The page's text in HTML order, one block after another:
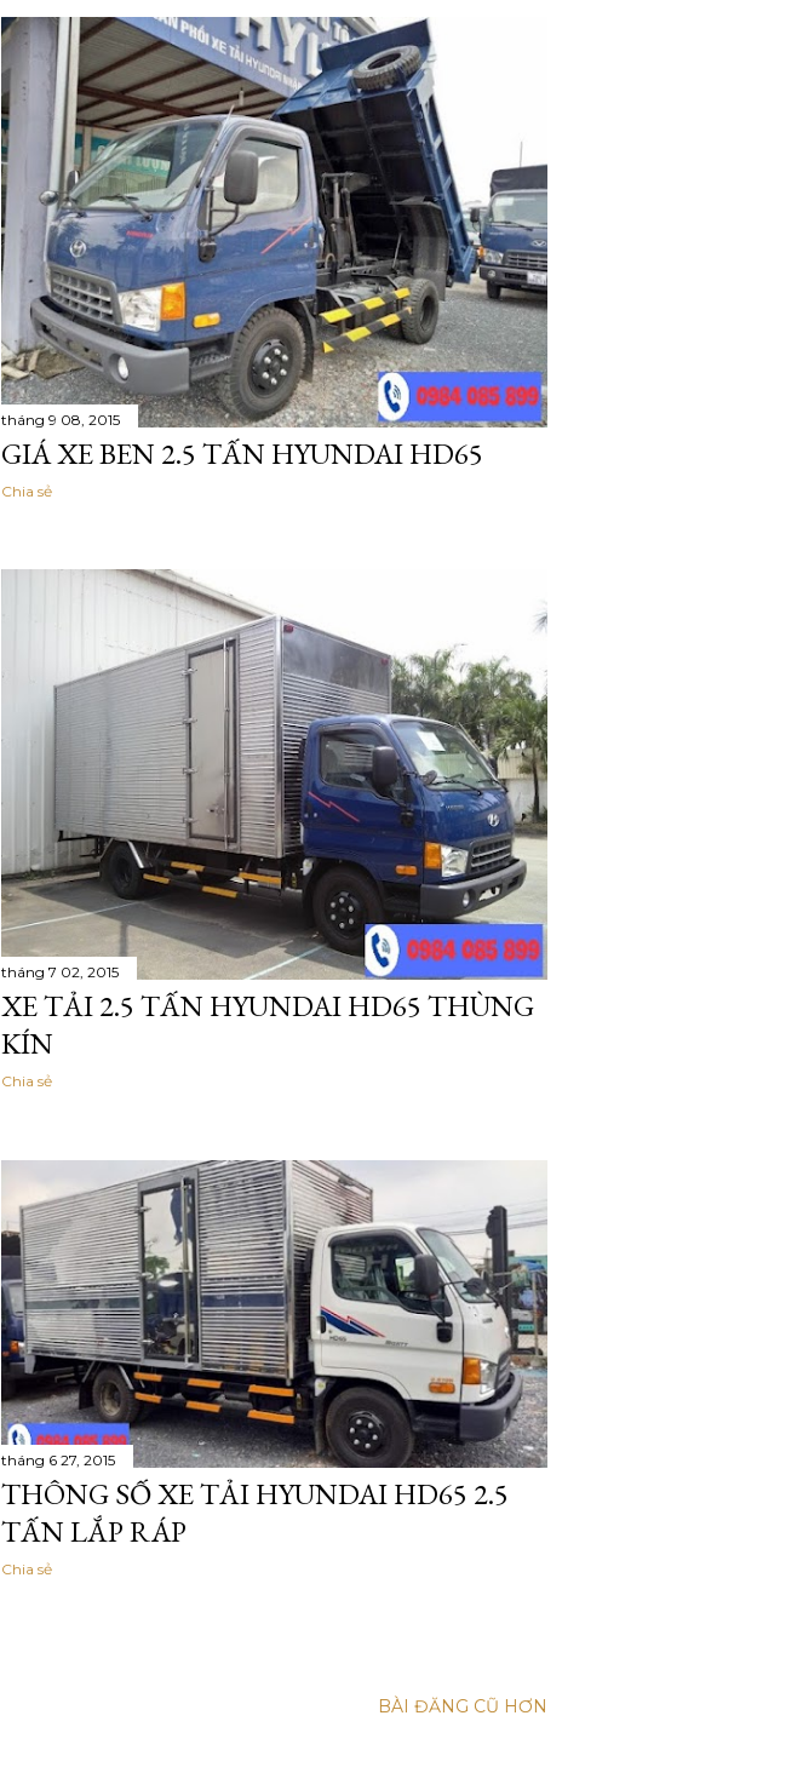
tháng 9 08, 2015
GIÁ XE BEN 2.5 TẤN HYUNDAI HD65
Chia sẻ
tháng 7 02, 2015
XE TẢI 2.5 TẤN HYUNDAI HD65 THÙNG
KÍN
Chia sẻ
tháng 6 27, 2015
THÔNG SỐ XE TẢI HYUNDAI HD65 2.5
TẤN LẮP RÁP
Chia sẻ
BÀI ĐĂNG CŨ HƠN